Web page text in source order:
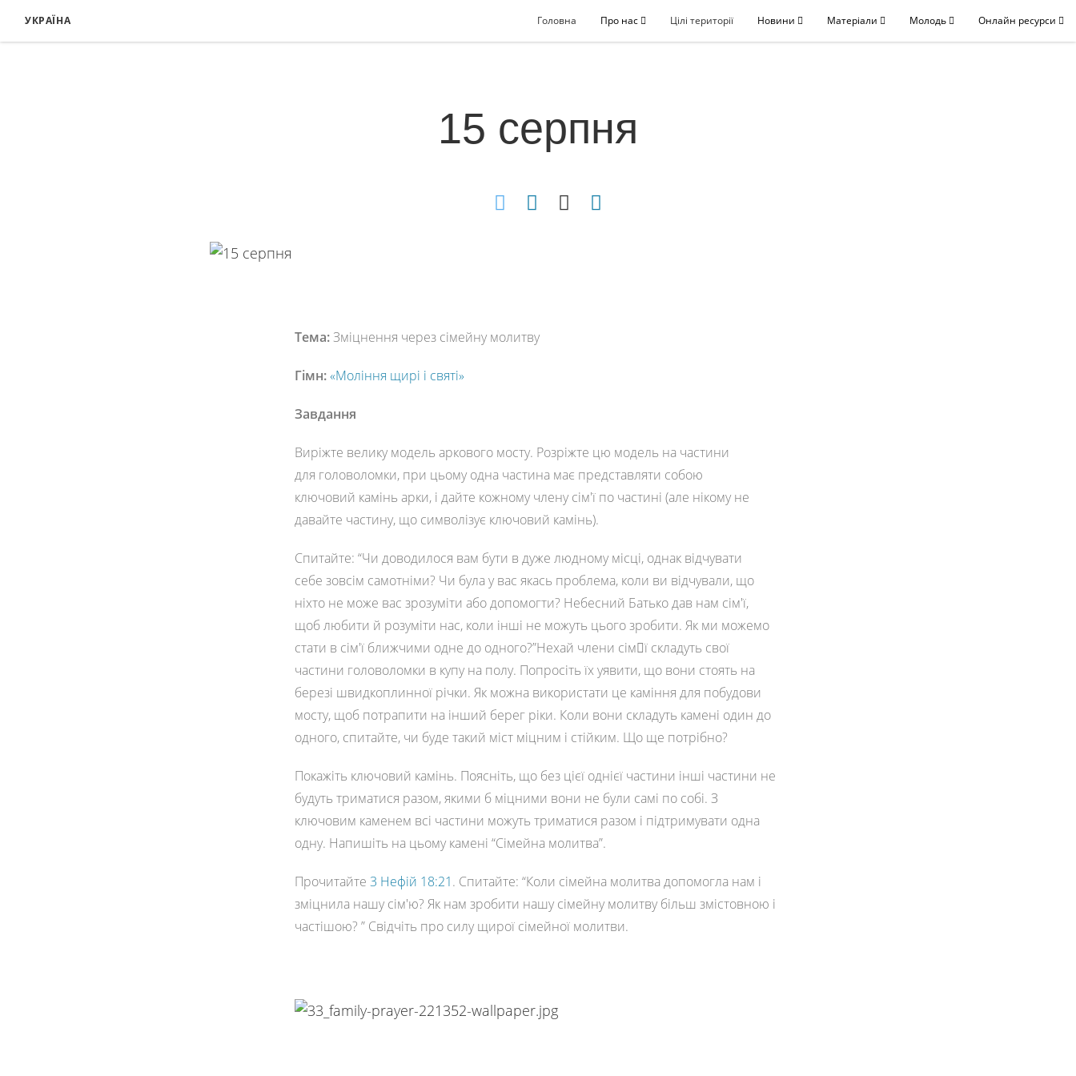
УКРАЇНА Головна Про нас Цілі території Новини Матеріали Молодь Онлайн ресурси
15 серпня
Тема: Зміцнення через сімейну молитву
Гімн:«Моління щирі і святі»
Завдання
Виріжте велику модель аркового мосту. Розріжте цю модель на частини
для головоломки, при цьому одна частина має представляти собою
ключовий камінь арки, і дайте кожному члену сім'ї по частині (але нікому не
давайте частину, що символізує ключовий камінь).
Спитайте: “Чи доводилося вам бути в дуже людному місці, однак відчувати
себе зовсім самотніми? Чи була у вас якась проблема, коли ви відчували, що
ніхто не може вас зрозуміти або допомогти? Небесний Батько дав нам сім'ї,
щоб любити й розуміти нас, коли інші не можуть цього зробити. Як ми можемо
стати в сім'ї ближчими одне до одного?”Нехай члени сім􀁐ї складуть свої
частини головоломки в купу на полу. Попросіть їх уявити, що вони стоять на
березі швидкоплинної річки. Як можна використати це каміння для побудови
мосту, щоб потрапити на інший берег ріки. Коли вони складуть камені один до
одного, спитайте, чи буде такий міст міцним і стійким. Що ще потрібно?
Покажіть ключовий камінь. Поясніть, що без цієї однієї частини інші частини не
будуть триматися разом, якими б міцними вони не були самі по собі. З
ключовим каменем всі частини можуть триматися разом і підтримувати одна
одну. Напишіть на цьому камені “Сімейна молитва”.
Прочитайте3 Нефій 18:21. Спитайте: “Коли сімейна молитва допомогла нам і
зміцнила нашу сім'ю? Як нам зробити нашу сімейну молитву більш змістовною і
частішою? ” Свідчіть про силу щирої сімейної молитви.